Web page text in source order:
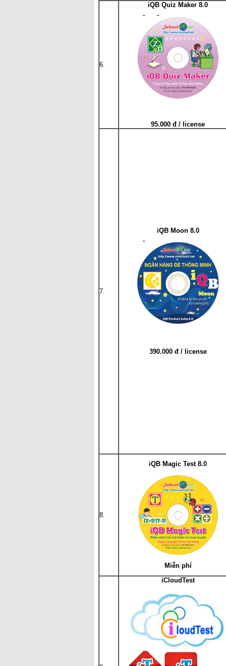
6.
iQB Quiz Maker 8.0
95.000 đ / license
7.
iQB Moon 8.0
390.000 đ / license
8.
iQB Magic Test 8.0
Miễn phí
iCloudTest